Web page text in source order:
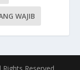
WAJIB